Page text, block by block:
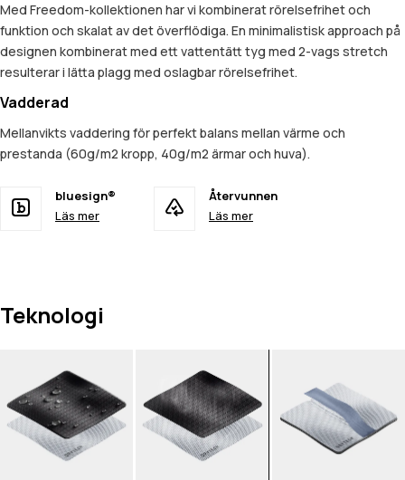
Med Freedom-kollektionen har vi kombinerat rörelsefrihet och
funktion och skalat av det överflödiga. En minimalistisk approach på
designen kombinerat med ett vattentätt tyg med 2-vags stretch
resulterar i lätta plagg med oslagbar rörelsefrihet.
Vadderad
Mellanvikts vaddering för perfekt balans mellan värme och
prestanda (60g/m2 kropp, 40g/m2 ärmar och huva).
bluesign®
Läs mer
Återvunnen
Läs mer
Teknologi